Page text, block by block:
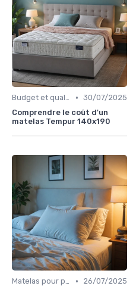
Budget et qualité • 30/07/2025
Comprendre le coût d'un
matelas Tempur 140x190
Matelas pour problèmes de dos •
26/07/2025